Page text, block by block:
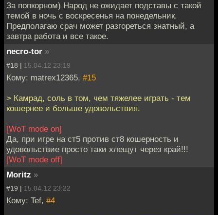
За попкорном) Народ не ожидает подставы с такой
темой в ночь с воскресенья на понедельник.
Предполагаю срач может разгореться знатный, а
завтра работа и все такое.
necro-tor »
#18 | 15.04.12 23:19
Кому: matrex12365, #15
> Камрад, соль в том, чем тяжелее играть - тем
кошернее и больше удовольствия.
[WoT mode on]
Да, при игре на ст5 против ст8 кошерность и
удовольствие просто таки хлещут через край!!!
[WoT mode off]
Moritz »
#19 | 15.04.12 23:22
Кому: Tef, #4